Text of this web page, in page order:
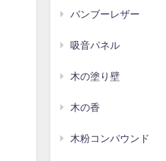
バンブーレザー
吸音パネル
木の塗り壁
木の香
木粉コンパウンド